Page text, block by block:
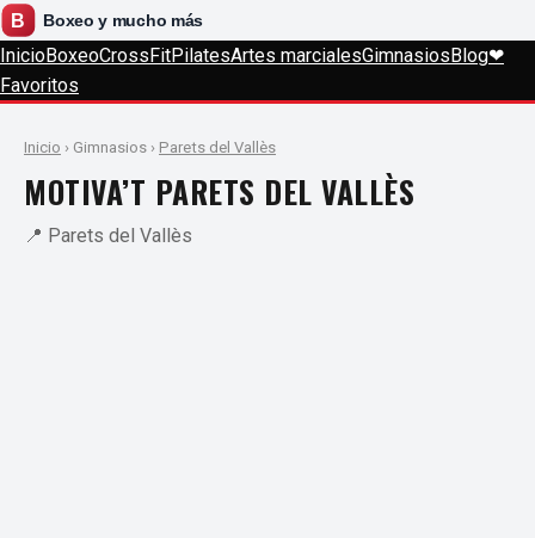
InicioBoxeoCrossFitPilatesArtes marcialesGimnasiosBlog❤
Favoritos
Inicio › Gimnasios › Parets del Vallès
MOTIVA’T PARETS DEL VALLÈS
📍 Parets del Vallès